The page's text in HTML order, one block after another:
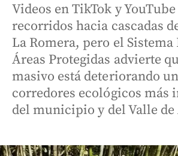
Videos en TikTok y
recorridos hacia cascadas
La Romera, pero el Sistema
Áreas Protegidas advierte
masivo está deteriorando
corredores ecológicos más
del municipio y del Valle